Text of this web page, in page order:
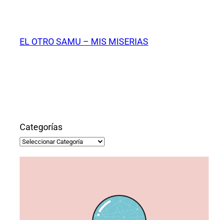
contenido
EL OTRO SAMU – MIS MISERIAS
Categorías